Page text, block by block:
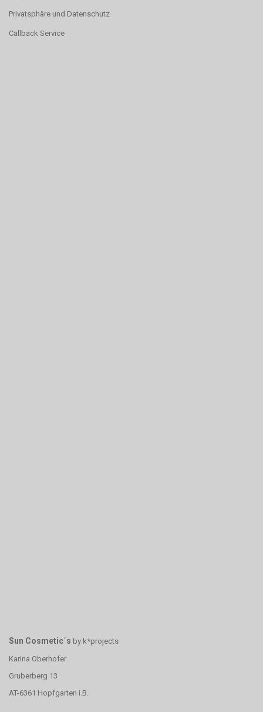
Privatsphäre und Datenschutz
Callback Service
Sun Cosmetic´s by k*projects
Karina Oberhofer
Gruberberg 13
AT-6361 Hopfgarten i.B.